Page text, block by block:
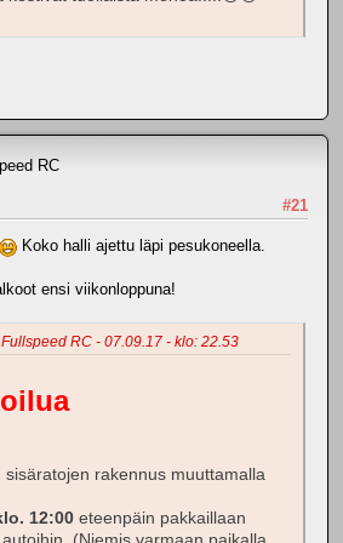
RC
#21
Koko halli ajettu läpi pesukoneella.
ensi viikonloppuna!
RC - 07.09.17 - klo: 22.53
sisäratojen rakennus muuttamalla
12:00 eteenpäin pakkaillaan